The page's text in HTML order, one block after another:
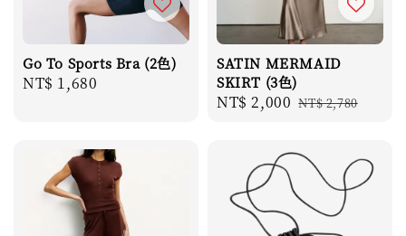
Go To Sports Bra (2色)
Regular
NT$ 1,680
SATIN MERMAID
SKIRT (3色)
Sale
NT$ 2,000 Regular
NT$ 2,780